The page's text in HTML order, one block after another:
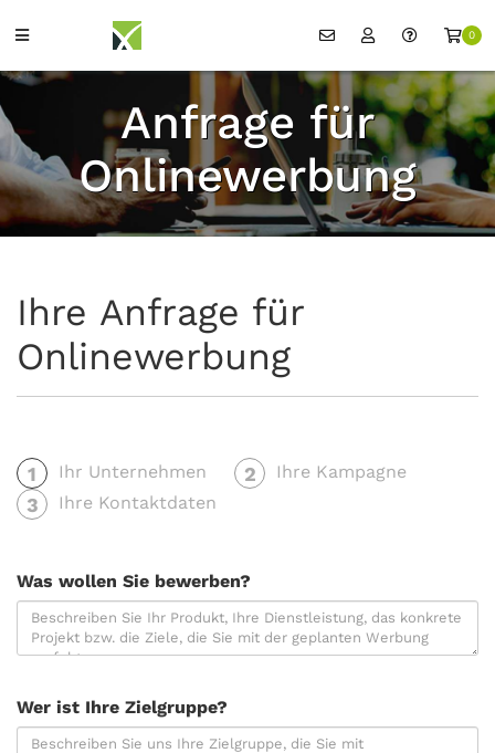
0
Anfrage für
Onlinewerbung
Ihre Anfrage für
Onlinewerbung
1 Ihr Unternehmen 2 Ihre Kampagne
3 Ihre Kontaktdaten
Was wollen Sie bewerben?
Wer ist Ihre Zielgruppe?